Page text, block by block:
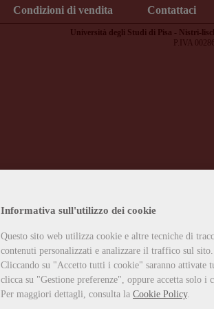
Informativa sull'utilizzo dei cookie
Questo sito web utilizza cookie e altre tecniche di
contenuti personalizzati e analizzare il traffico sul sito.
Cliccando su "Accetto tutti i cookie" saranno attivate
clicca su "Gestione preferenze", oppure accetta solo
Per maggiori dettagli, consulta la Cookie Policy.
Condizioni di vendita Contattaci
Università degli Studi di Pisa - Nistri-
P.IVA